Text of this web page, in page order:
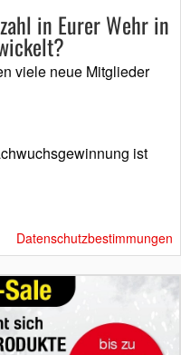
in Eurer Wehr in
viele neue Mitglieder
ist
Datenschutzbestimmungen